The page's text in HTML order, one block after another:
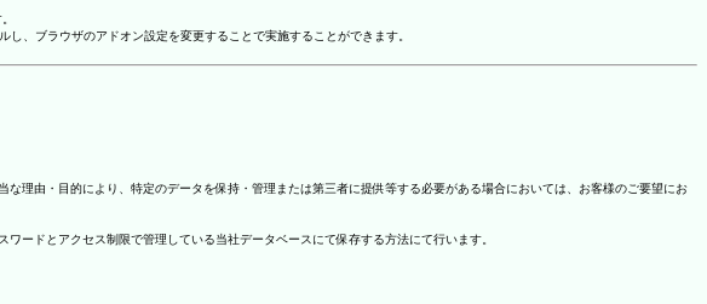
し、ブラウザのアドオン設定を変更することで実施することができます。
理由・目的により、特定のデータを保持・管理または第三者に提供等する必要がある場合においては、お客様のご要望にお
ードとアクセス制限で管理している当社データベースにて保存する方法にて行います。